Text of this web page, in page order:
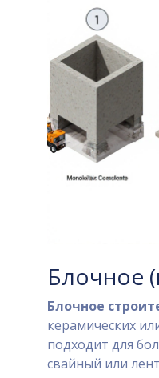
Блочное
Блочное
керамических
подходит для
свайный или